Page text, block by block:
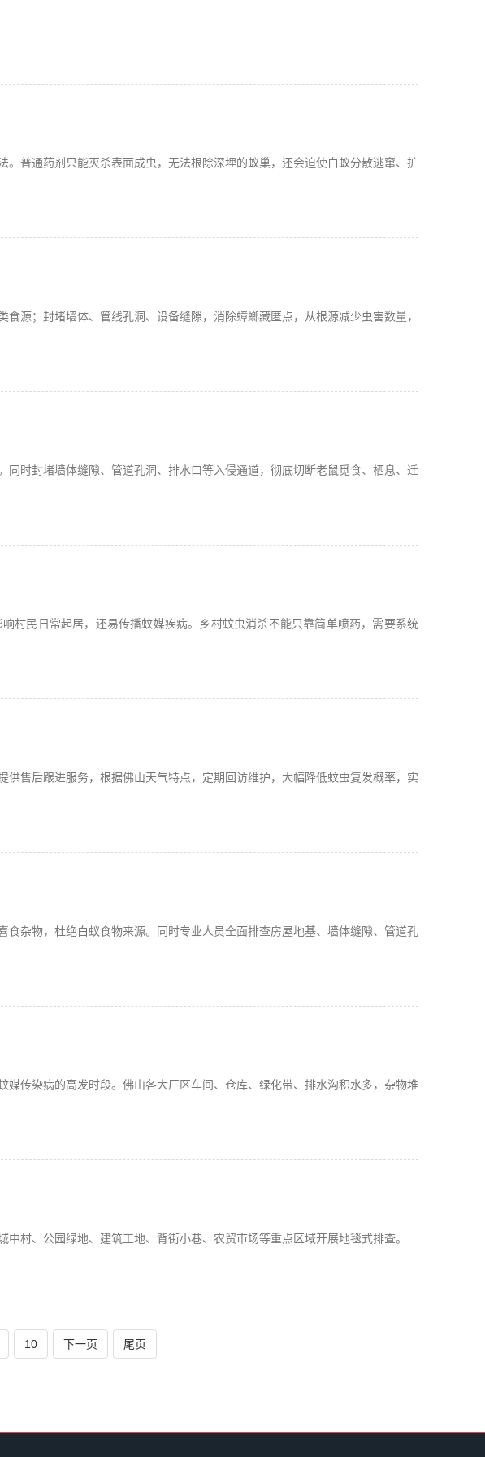
普通药剂只能灭杀表面成虫，无法根除深埋的蚁巢，还会迫使白蚁分散逃窜、扩
源；封堵墙体、管线孔洞、设备缝隙，消除蟑螂藏匿点，从根源减少虫害数量，
时封堵墙体缝隙、管道孔洞、排水口等入侵通道，彻底切断老鼠觅食、栖息、迁
村民日常起居，还易传播蚊媒疾病。乡村蚊虫消杀不能只靠简单喷药，需要系统
售后跟进服务，根据佛山天气特点，定期回访维护，大幅降低蚊虫复发概率，实
杂物，杜绝白蚁食物来源。同时专业人员全面排查房屋地基、墙体缝隙、管道孔
传染病的高发时段。佛山各大厂区车间、仓库、绿化带、排水沟积水多，杂物堆
村、公园绿地、建筑工地、背街小巷、农贸市场等重点区域开展地毯式排查。
10 下一页 尾页